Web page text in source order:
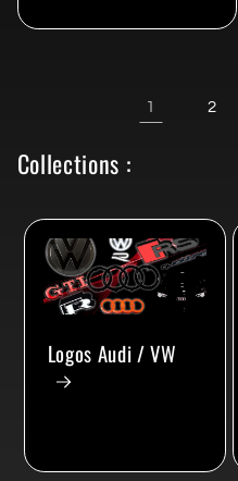
1 2
Collections :
Logos Audi / VW